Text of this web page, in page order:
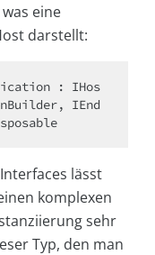
eine
darstellt:
: IHos
IEnd
lässt
komplexen
sehr
Typ, den man